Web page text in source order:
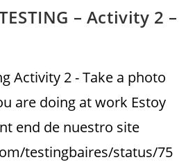
– Activity 2 –
Activity 2 - Take a photo
are doing at work Estoy
end de nuestro site
testingbaires/status/75